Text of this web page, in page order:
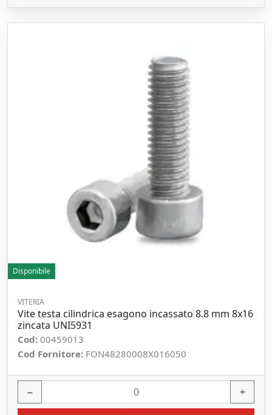
Disponibile
VITERIA
Vite testa cilindrica esagono incassato 8.8 mm 8x16
zincata UNI5931
Cod: 00459013
Cod Fornitore: FON48280008X016050
− +